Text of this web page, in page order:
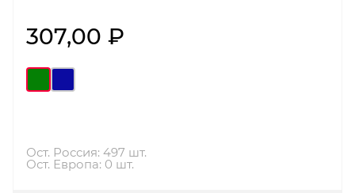
307,00 ₽
Ост. Россия: 497 шт.
Ост. Европа: 0 шт.